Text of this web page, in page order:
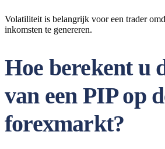
Volatiliteit is belangrijk voor een trader
inkomsten te genereren.
Hoe berekent u
van een PIP op
forexmarkt?